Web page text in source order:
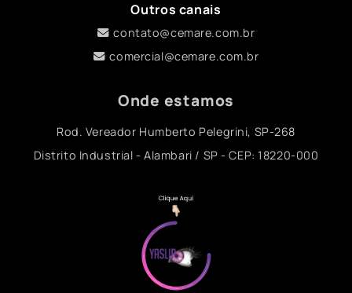
Outros canais
contato@cemare.com.br
comercial@cemare.com.br
Onde estamos
Rod. Vereador Humberto Pelegrini, SP-268
Distrito Industrial - Alambari / SP - CEP: 18220-000